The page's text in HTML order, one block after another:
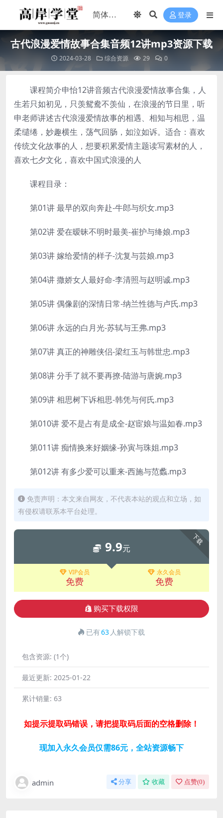
登录
古代浪漫爱情故事合集音频12讲mp3资源下载
2024-03-28 综合资源 29 0
课程简介申怡12讲音频古代浪漫爱情故事合集，人
生若只如初见，只羡鸳鸯不羡仙，在浪漫的节日里，听
申老师讲述古代浪漫爱情故事的相遇、相知与相思，温
柔缱绻，妙趣横生，荡气回肠，如泣如诉。适合：喜欢
传统文化故事的人，想要积累爱情主题读写素材的人，
喜欢七夕文化，喜欢中国式浪漫的人
课程目录：
第01讲 最早的双向奔赴-牛郎与织女.mp3
第02讲 爱在暧昧不明时最美-崔护与绛娘.mp3
第03讲 嫁给爱情的样子-沈复与芸娘.mp3
第04讲 撒娇女人最好命-李清照与赵明诚.mp3
第05讲 偶像剧的深情日常-纳兰性德与卢氏.mp3
第06讲 永远的白月光-苏轼与王弗.mp3
第07讲 真正的神雕侠侣-梁红玉与韩世忠.mp3
第08讲 分手了就不要再撩-陆游与唐婉.mp3
第09讲 相思树下诉相思-韩凭与何氏.mp3
第010讲 爱不是占有是成全-赵宦娘与温如春.mp3
第011讲 痴情换来好姻缘-孙寅与珠姐.mp3
第012讲 有多少爱可以重来-西施与范蠡.mp3
免责声明：本文来自网友，不代表本站的观点和立场，如
有侵权请联系本平台处理。
下载
9.9元
VIP会员
免费
永久会员
免费
购买下载权限
已有63 人解锁下载
包含资源: (1个)
最近更新: 2025-01-22
累计销量: 63
如提示提取码错误，请把提取码后面的空格删除！
现加入永久会员仅需86元，全站资源畅下
admin 分享 收藏 点赞(0)